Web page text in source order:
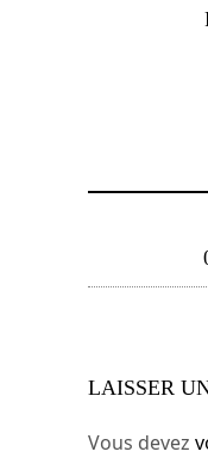
LAISSER
Vous devez